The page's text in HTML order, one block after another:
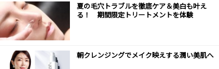
夏の毛穴トラブルを徹底ケア＆美白も叶え
る！ 期間限定トリートメントを体験
朝クレンジングでメイク映えする潤い美肌へ